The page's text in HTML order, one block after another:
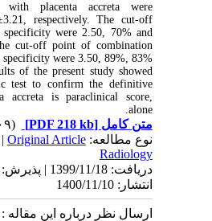
with placenta accreta were
respectively. The cut-off
specificity were 2.50, 70% and
cut-off point of combination
specificity were 3.50, 89%, 83%.
of the present study showed
test to confirm the definitive
accreta is paraclinical score,
alone.
متن کامل[PDF 218 kb]
نوع مطالعه:Original Article
|
Radiology
انتشار: 1400/11/10
ارسال نظر درباره این مقاله :